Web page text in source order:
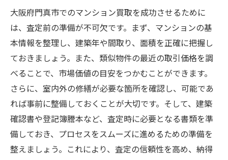
大阪府門真市でのマンション買取を成功させるために
は、査定前の準備が不可欠です。まず、マンションの基
本情報を整理し、建築年や間取り、面積を正確に把握し
ておきましょう。また、類似物件の最近の取引価格を調
べることで、市場価値の目安をつかむことができます。
さらに、室内外の修繕が必要な箇所を確認し、可能であ
れば事前に整備しておくことが大切です。そして、建築
確認書や登記簿謄本など、査定時に必要となる書類を準
備しておき、プロセスをスムーズに進めるための準備を
整えましょう。これにより、査定の信頼性を高め、納得